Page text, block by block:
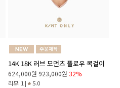
14K 18K 러브 모먼츠 플로우 목걸이
624,000원 923,000원 32%
리뷰: 1 | 5.0